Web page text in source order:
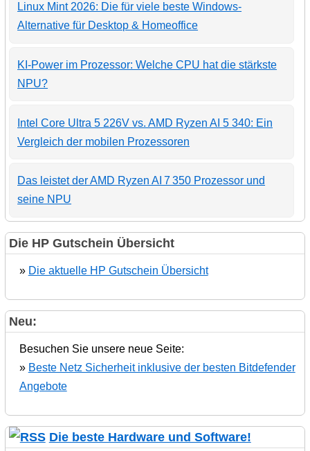
Linux Mint 2026: Die für viele beste Windows-
Alternative für Desktop & Homeoffice
KI-Power im Prozessor: Welche CPU hat die stärkste
NPU?
Intel Core Ultra 5 226V vs. AMD Ryzen AI 5 340: Ein
Vergleich der mobilen Prozessoren
Das leistet der AMD Ryzen AI 7 350 Prozessor und
seine NPU
Die HP Gutschein Übersicht
» Die aktuelle HP Gutschein Übersicht
Neu:
Besuchen Sie unsere neue Seite:
» Beste Netz Sicherheit inklusive der besten Bitdefender
Angebote
Die beste Hardware und Software!